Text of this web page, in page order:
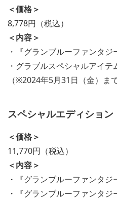
＜価格＞
8,778円（税込）
＜内容＞
・『グランブルーファンタ
・グラブルスペシャルアイ
（※2024年5月31日（金）ま
スペシャルエディション
＜価格＞
11,770円（税込）
＜内容＞
・『グランブルーファンタ
・『グランブルーファンタ